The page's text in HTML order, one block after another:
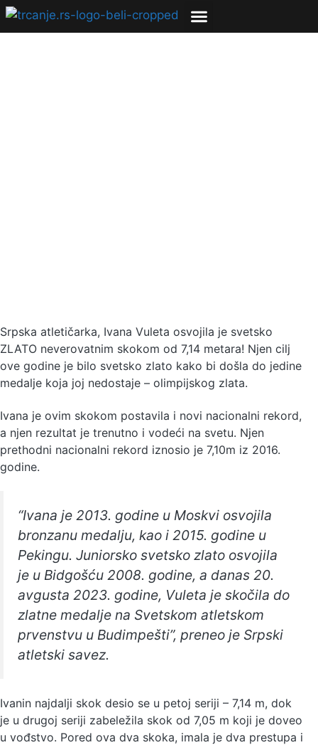
Srpska atletičarka, Ivana Vuleta osvojila je svetsko
ZLATO neverovatnim skokom od 7,14 metara! Njen cilj
ove godine je bilo svetsko zlato kako bi došla do jedine
medalje koja joj nedostaje – olimpijskog zlata.
Ivana je ovim skokom postavila i novi nacionalni rekord,
a njen rezultat je trenutno i vodeći na svetu. Njen
prethodni nacionalni rekord iznosio je 7,10m iz 2016.
godine.
“Ivana je 2013. godine u Moskvi osvojila
bronzanu medalju, kao i 2015. godine u
Pekingu. Juniorsko svetsko zlato osvojila
je u Bidgošću 2008. godine, a danas 20.
avgusta 2023. godine, Vuleta je skočila do
zlatne medalje na Svetskom atletskom
prvenstvu u Budimpešti”, preneo je Srpski
atletski savez.
Ivanin najdalji skok desio se u petoj seriji – 7,14 m, dok
je u drugoj seriji zabeležila skok od 7,05 m koji je doveo
u vođstvo. Pored ova dva skoka, imala je dva prestupa i